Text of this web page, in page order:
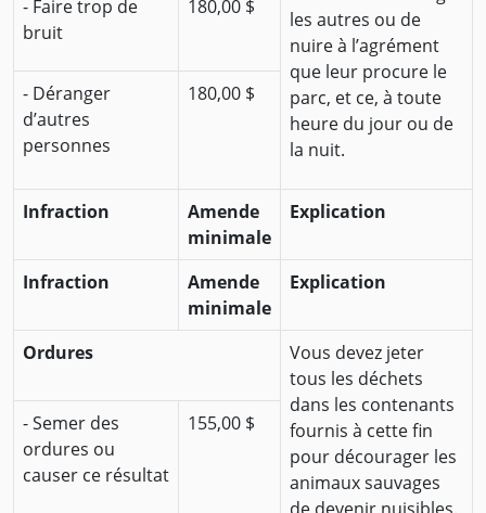
les autres ou de
nuire à l’agrément
que leur procure le
parc, et ce, à toute
heure du jour ou de
la nuit.
- Faire trop de
bruit
180,00 $
- Déranger
d’autres
personnes
180,00 $
Infraction
Amende
minimale
Explication
Infraction
Amende
minimale
Explication
Ordures
Vous devez jeter
tous les déchets
dans les contenants
fournis à cette fin
pour décourager les
animaux sauvages
- Semer des
ordures ou
causer ce résultat
155,00 $